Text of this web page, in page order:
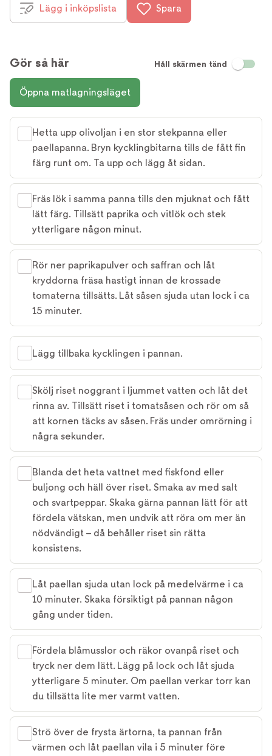
Lägg i inköpslista Spara
Gör så här Håll skärmen tänd
Öppna matlagningsläget
Hetta upp olivoljan i en stor stekpanna eller
paellapanna. Bryn kycklingbitarna tills de fått fin
färg runt om. Ta upp och lägg åt sidan.
Fräs lök i samma panna tills den mjuknat och fått
lätt färg. Tillsätt paprika och vitlök och stek
ytterligare någon minut.
Rör ner paprikapulver och saffran och låt
kryddorna fräsa hastigt innan de krossade
tomaterna tillsätts. Låt såsen sjuda utan lock i ca
15 minuter.
Lägg tillbaka kycklingen i pannan.
Skölj riset noggrant i ljummet vatten och låt det
rinna av. Tillsätt riset i tomatsåsen och rör om så
att kornen täcks av såsen. Fräs under omrörning i
några sekunder.
Blanda det heta vattnet med fiskfond eller
buljong och häll över riset. Smaka av med salt
och svartpeppar. Skaka gärna pannan lätt för att
fördela vätskan, men undvik att röra om mer än
nödvändigt – då behåller riset sin rätta
konsistens.
Låt paellan sjuda utan lock på medelvärme i ca
10 minuter. Skaka försiktigt på pannan någon
gång under tiden.
Fördela blåmusslor och räkor ovanpå riset och
tryck ner dem lätt. Lägg på lock och låt sjuda
ytterligare 5 minuter. Om paellan verkar torr kan
du tillsätta lite mer varmt vatten.
Strö över de frysta ärtorna, ta pannan från
värmen och låt paellan vila i 5 minuter före